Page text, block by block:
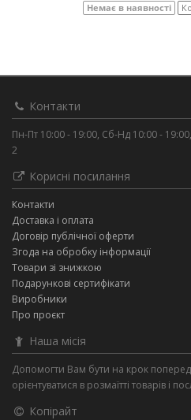
Немає в наявності
Контакти
Пн-Пт 10:00 - 19:00, Сб-Нд 10:00 -
2
Корисні посилання
Контакти
Доставка і оплата
Договір публічної оферти
Згода на обробку інформації
Товари зі знижкою
Подарункові сертифікати
Виробники
Про проєкт
Наша місія
Допомогти Вам бути на крок
орієнтуватися в розмаїтті товарів і
Копірайт